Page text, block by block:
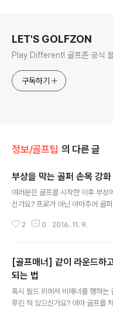
LET'S GOLFZON
Play Different! 골프존 공식
구독하기
정보/골프팁 의 다른 글
부상을 막는 골퍼 손목 강화
여러분은 골프를 시작한 이후 부상
신가요? 프로가 아닌 아마추어 골
부상은 골프를 하지 않더라도 일상
력도 키워주고 부상도 막아주는 손
바로 시작해보세요! 부상을 막는 골
1. 신문지 구기기 신문지 구기기는
는 손목 강화 트레이닝입니다. 바로
로 뻗어 손등, 팔뚝, 어깨가 일직선
2 0 2016. 11. 9.
[골프매너] 같이 라운드하
되는 법
혹시 필드 위에서 비매너를 행하는
푸린 적 있으신가요? 아마 골프를